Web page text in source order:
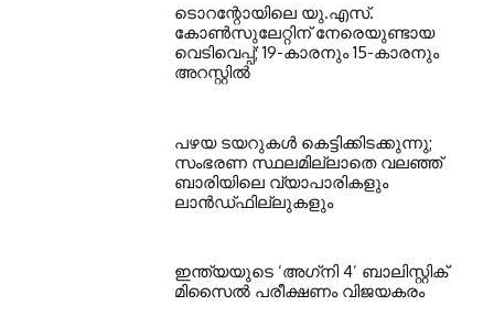
ടൊറന്റോയിലെ യു.എസ്.
കോൺസുലേറ്റിന് നേരെയുണ്ടായ
വെടിവെപ്പ്; 19-കാരനും 15-കാരനും
അറസ്റ്റിൽ
പഴയ ടയറുകള്‍ കെട്ടിക്കിടക്കുന്നു;
സംഭരണ സ്ഥലമില്ലാതെ വലഞ്ഞ്
ബാരിയിലെ വ്യാപാരികളും
ലാന്‍ഡ്ഫില്ലുകളും
ഇന്ത്യയുടെ ‘അഗ്‌നി 4’ ബാലിസ്റ്റിക്
മിസൈല്‍ പരീക്ഷണം വിജയകരം